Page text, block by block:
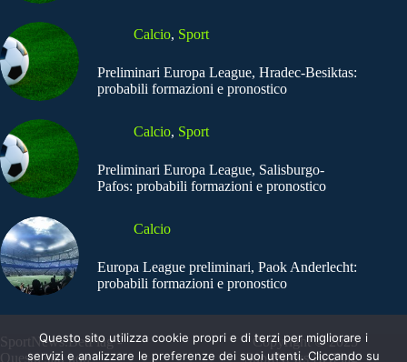
Calcio, Sport
Preliminari Europa League, Hradec-Besiktas:
probabili formazioni e pronostico
Calcio, Sport
Preliminari Europa League, Salisburgo-
Pafos: probabili formazioni e pronostico
Calcio
Europa League preliminari, Paok Anderlecht:
probabili formazioni e pronostico
SportNews.BetFlag -
Questo sito non
Copyright © 2025
SportNews BetFlag
Questo sito utilizza cookie propri e di terzi per migliorare i
servizi e analizzare le preferenze dei suoi utenti. Cliccando su